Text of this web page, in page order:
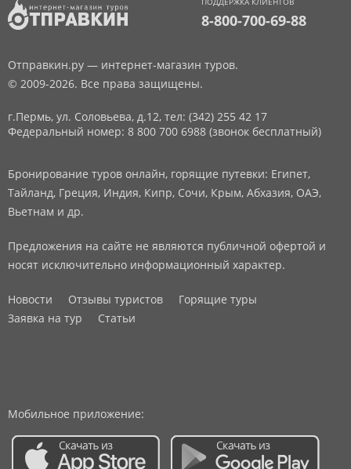
8-800-700-69-88
Отправкин.ру — интернет-магазин туров.
© 2009-2026. Все права защищены.
г.Пермь, ул. Соловьева, д.12, тел: (342) 255 42 17
Федеральный номер: 8 800 700 6988 (звонок бесплатный)
Бронирование туров онлайн, горящие путевки: Египет,
Тайланд, Греция, Индия, Кипр, Сочи, Крым, Абхазия, ОАЭ,
Вьетнам и др.
Предложения на сайте не являются публичной офертой и
носят исключительно информационный характер.
Новости Отзывы туристов
Горящие туры
Заявка на тур
Статьи
Мобильное приложение: